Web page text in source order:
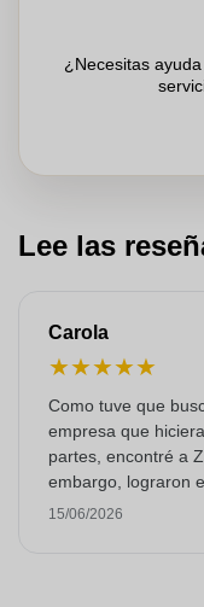
¿Necesitas
Lee las
Carola
★★★★★
Como tuve que
empresa que
partes, encontré a
embargo, lograron
esmalte con una
15/06/2026